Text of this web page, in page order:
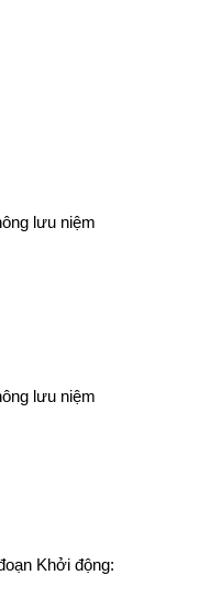
lưu niệm
lưu niệm
Khởi động: